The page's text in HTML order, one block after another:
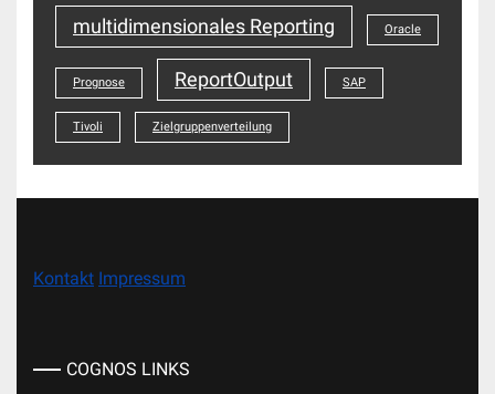
multidimensionales Reporting Oracle
Prognose ReportOutput SAP
Tivoli Zielgruppenverteilung
Kontakt Impressum
COGNOS LINKS